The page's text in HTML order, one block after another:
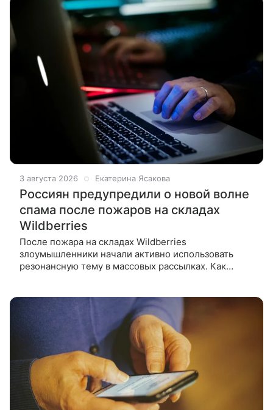
3 августа 2026 Екатерина Ясакова
Россиян предупредили о новой волне
спама после пожаров на складах
Wildberries
После пожара на складах Wildberries
злоумышленники начали активно использовать
резонансную тему в массовых рассылках. Как